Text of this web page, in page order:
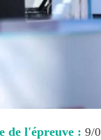
de l'épreuve : 9/